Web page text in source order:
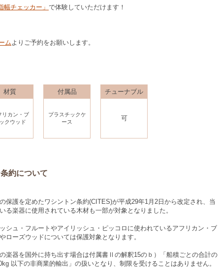
幅チェッカー」 で体験していただけます！
ムよりご予約をお願いします。
材質
リカン・ブ
クウッド
付属品
プラスチックケ
ース
チューナブル
可
約について
保護を定めたワシントン条約(CITES)が平成29年1月2日から改定され、当
る楽器に使用されている木材も一部が対象となりました。
シュ・フルートやアイリッシュ・ピッコロに使われているアフリカン・ブ
ローズウッドについては保護対象となります。
楽器を国外に持ち出す場合は付属書Ⅱの解釈15のｂ）「船積ごとの合計の
以下の非商業的輸出」の扱いとなり、制限を受けることはありません。